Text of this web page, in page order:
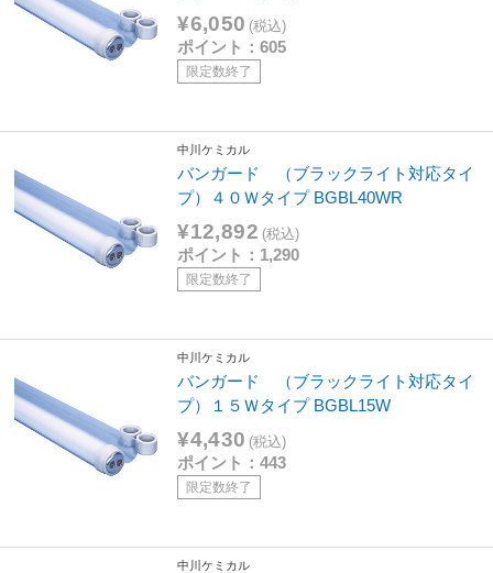
¥6,050 (税込)
ポイント：605
限定数終了
中川ケミカル
バンガード （ブラックライト対応タイ
プ）４０Ｗタイプ BGBL40WR
¥12,892 (税込)
ポイント：1,290
限定数終了
中川ケミカル
バンガード （ブラックライト対応タイ
プ）１５Ｗタイプ BGBL15W
¥4,430 (税込)
ポイント：443
限定数終了
中川ケミカル